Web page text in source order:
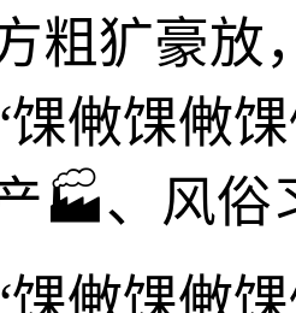
粗犷豪放
馃敒馃敒
🏭、风俗